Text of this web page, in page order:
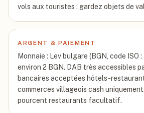
vols aux touristes : gardez objets de
ARGENT & PAIEMENT
Monnaie : Lev bulgare (BGN, code ISO :
environ 2 BGN. DAB très accessibles
bancaires acceptées hôtels-
commerces villageois cash
pourcent restaurants facultatif.